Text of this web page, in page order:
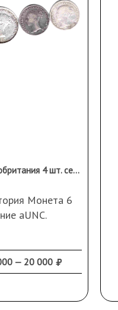
Подборка Великобритания 4 шт. серебро
Монета 6
aUNC.
— 20 000